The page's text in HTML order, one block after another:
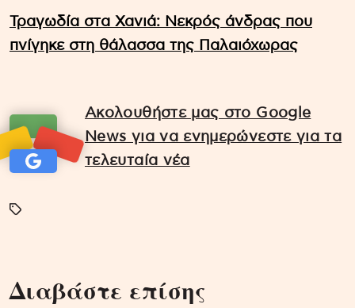
Τραγωδία στα Χανιά: Νεκρός άνδρας που
πνίγηκε στη θάλασσα της Παλαιόχωρας
Ακολουθήστε μας στο Google
News για να ενημερώνεστε για τα
τελευταία νέα
Διαβάστε επίσης